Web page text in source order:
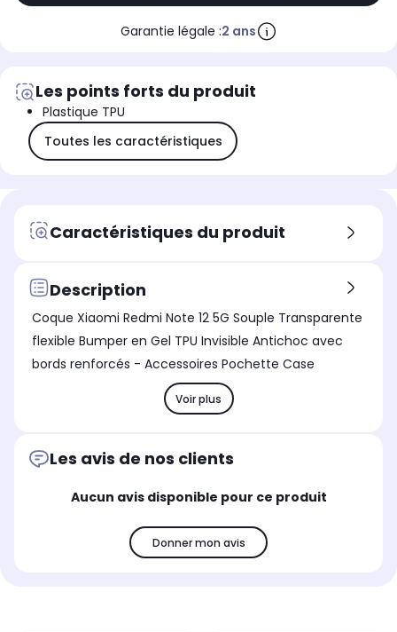
Garantie légale :2 ans
Les points forts du produit
Plastique TPU
Toutes les caractéristiques
Caractéristiques du produit
Description
Coque Xiaomi Redmi Note 12 5G Souple Transparente
flexible Bumper en Gel TPU Invisible Antichoc avec
bords renforcés - Accessoires Pochette Case
Voir plus
Les avis de nos clients
Aucun avis disponible pour ce produit
Donner mon avis